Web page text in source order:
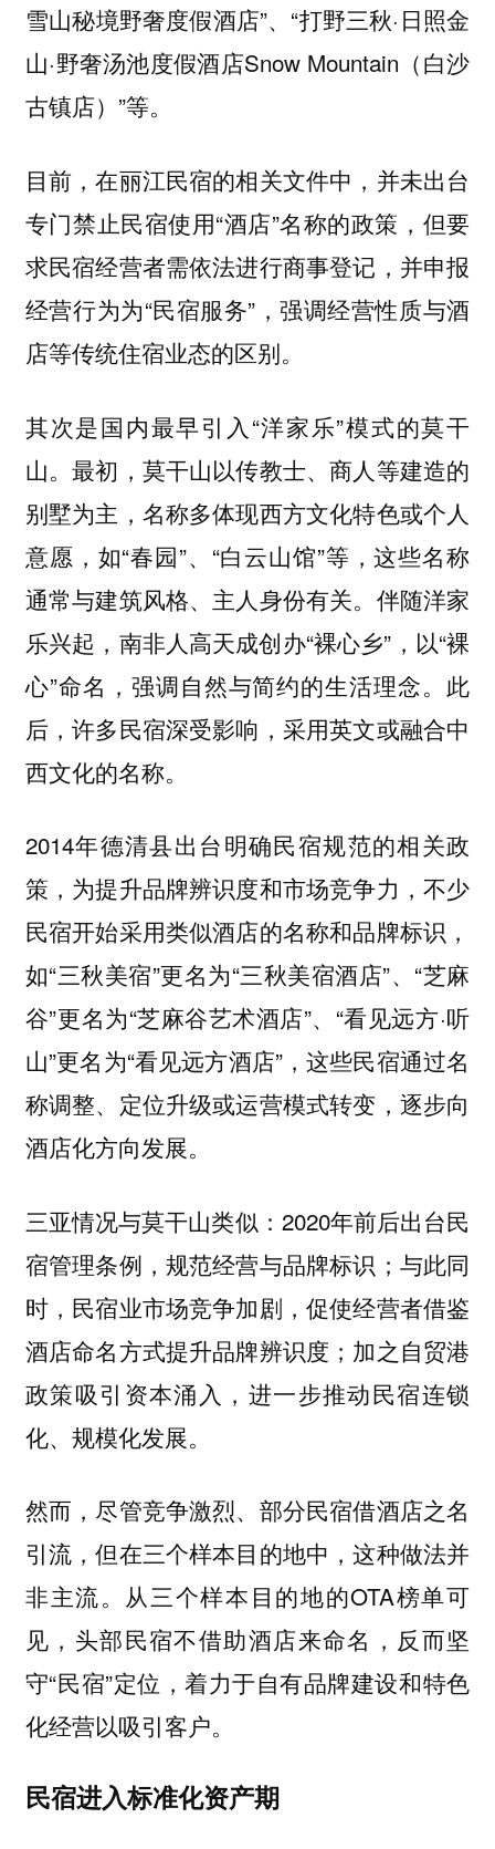
雪山秘境野奢度假酒店”、“打野三秋·日照金
山·野奢汤池度假酒店Snow Mountain（白沙
古镇店）”等。
目前，在丽江民宿的相关文件中，并未出台
专门禁止民宿使用“酒店”名称的政策，但要
求民宿经营者需依法进行商事登记，并申报
经营行为为“民宿服务”，强调经营性质与酒
店等传统住宿业态的区别。
其次是国内最早引入“洋家乐”模式的莫干
山。最初，莫干山以传教士、商人等建造的
别墅为主，名称多体现西方文化特色或个人
意愿，如“春园”、“白云山馆”等，这些名称
通常与建筑风格、主人身份有关。伴随洋家
乐兴起，南非人高天成创办“裸心乡”，以“裸
心”命名，强调自然与简约的生活理念。此
后，许多民宿深受影响，采用英文或融合中
西文化的名称。
2014年德清县出台明确民宿规范的相关政
策，为提升品牌辨识度和市场竞争力，不少
民宿开始采用类似酒店的名称和品牌标识，
如“三秋美宿”更名为“三秋美宿酒店”、“芝麻
谷”更名为“芝麻谷艺术酒店”、“看见远方·听
山”更名为“看见远方酒店”，这些民宿通过名
称调整、定位升级或运营模式转变，逐步向
酒店化方向发展。
三亚情况与莫干山类似：2020年前后出台民
宿管理条例，规范经营与品牌标识；与此同
时，民宿业市场竞争加剧，促使经营者借鉴
酒店命名方式提升品牌辨识度；加之自贸港
政策吸引资本涌入，进一步推动民宿连锁
化、规模化发展。
然而，尽管竞争激烈、部分民宿借酒店之名
引流，但在三个样本目的地中，这种做法并
非主流。从三个样本目的地的OTA榜单可
见，头部民宿不借助酒店来命名，反而坚
守“民宿”定位，着力于自有品牌建设和特色
化经营以吸引客户。
民宿进入标准化资产期